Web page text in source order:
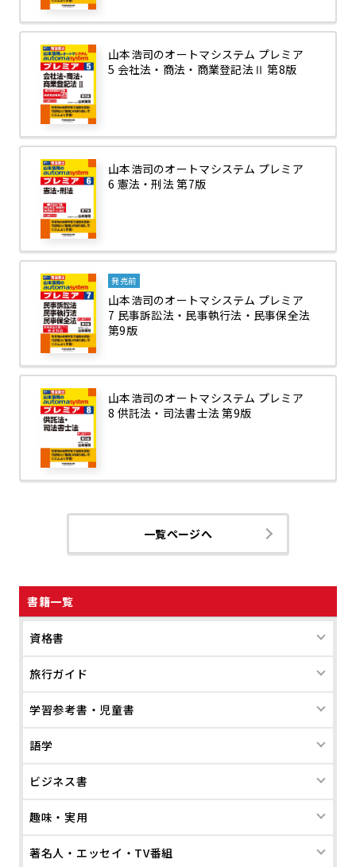
書籍一覧
資格書
旅行ガイド
学習参考書・児童書
語学
ビジネス書
趣味・実用
著名人・エッセイ・TV番組
山本浩司のオートマシステム プレミア
5 会社法・商法・商業登記法Ⅱ 第8版
山本浩司のオートマシステム プレミア
6 憲法・刑法 第7版
発売前
山本浩司のオートマシステム プレミア
7 民事訴訟法・民事執行法・民事保全法
第9版
山本浩司のオートマシステム プレミア
8 供託法・司法書士法 第9版
一覧ページへ